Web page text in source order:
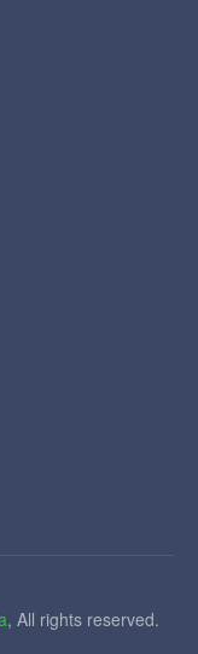
, All rights reserved.